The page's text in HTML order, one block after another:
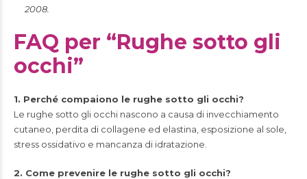
2008.
FAQ per “Rughe sotto gli
occhi”
1. Perché compaiono le rughe sotto gli occhi?
Le rughe sotto gli occhi nascono a causa di invecchiamento
cutaneo, perdita di collagene ed elastina, esposizione al sole,
stress ossidativo e mancanza di idratazione.
2. Come prevenire le rughe sotto gli occhi?